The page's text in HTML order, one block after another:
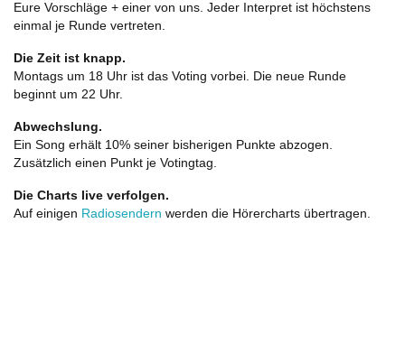
Eure Vorschläge + einer von uns. Jeder Interpret ist höchstens
einmal je Runde vertreten.
Die Zeit ist knapp.
Montags um 18 Uhr ist das Voting vorbei. Die neue Runde
beginnt um 22 Uhr.
Abwechslung.
Ein Song erhält 10% seiner bisherigen Punkte abzogen.
Zusätzlich einen Punkt je Votingtag.
Die Charts live verfolgen.
Auf einigen Radiosendern werden die Hörercharts übertragen.